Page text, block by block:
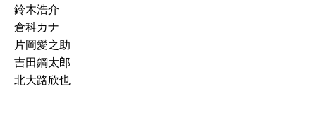
鈴木浩介
倉科カナ
片岡愛之助
吉田鋼太郎
北大路欣也